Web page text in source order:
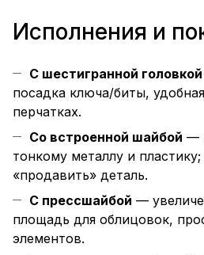
Исполнения и
С шестигранной головкой
посадка ключа/биты,
перчатках.
Со встроенной шайбой —
тонкому металлу и
«продавить» деталь.
С прессшайбой —
площадь для облицовок,
элементов.